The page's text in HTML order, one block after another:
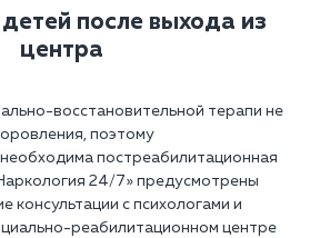
после выхода из
центра
восстановительной терапи не
поэтому
постреабилитационная
24/7» предусмотрены
с психологами и
реабилитационном центре